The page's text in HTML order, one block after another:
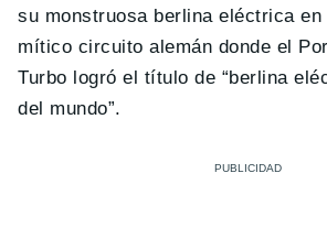
su monstruosa berlina eléctrica en
mítico circuito alemán donde el
Turbo logró el título de “berlina
del mundo”.